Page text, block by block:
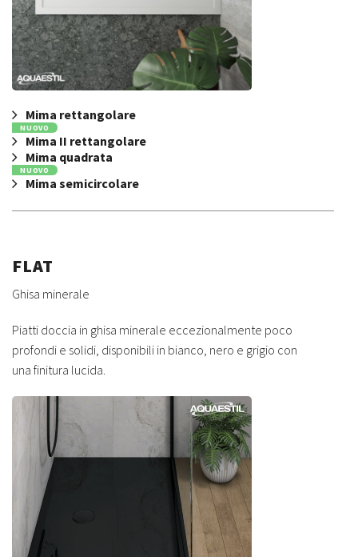
Mima rettangolare
NUOVO
Mima II rettangolare
Mima quadrata
NUOVO
Mima semicircolare
FLAT
Ghisa minerale
Piatti doccia in ghisa minerale eccezionalmente poco
profondi e solidi, disponibili in bianco, nero e grigio con
una finitura lucida.